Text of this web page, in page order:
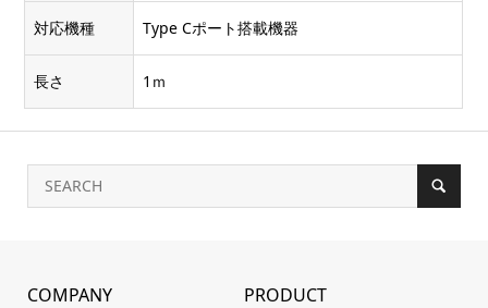
対応機種 Type Cポート搭載機器
長さ 1ｍ
COMPANY PRODUCT